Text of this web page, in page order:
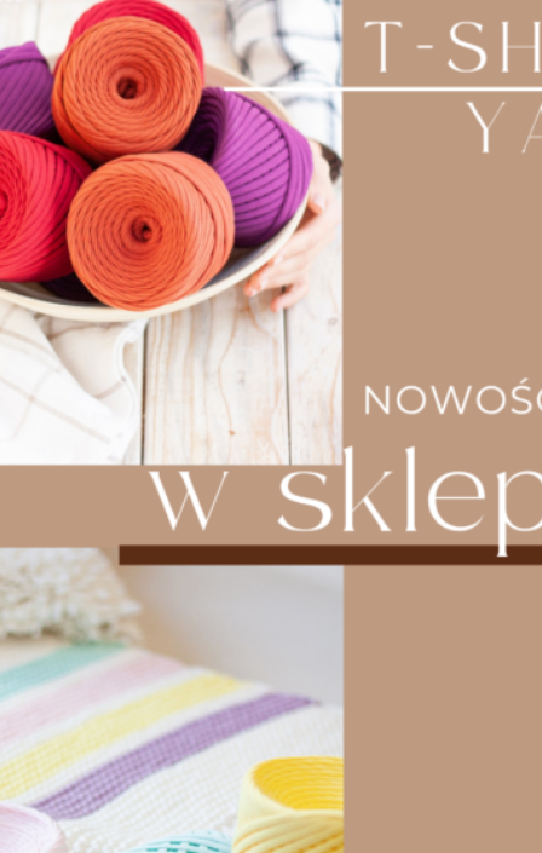
Opinie
Na razie nie ma opinii o produkcie.
Musisz sięzalogować, aby dodać opinię.
Zobacz inne produkty
SKRZYDŁA NR16 – 12cm
drewniane
SKRZYDŁA nr12 – 12cm